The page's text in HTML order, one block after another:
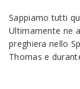
Sappiamo tutti
Ultimamente ne
preghiera nello
Thomas e